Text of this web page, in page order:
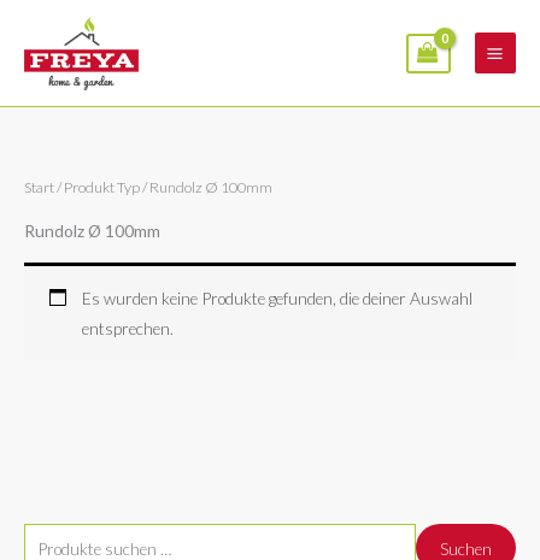
springen
Suchen
Start/ Produkt Typ / Rundolz Ø 100mm
Rundolz Ø 100mm
Es wurden keine Produkte gefunden, die deiner Auswahl
entsprechen.